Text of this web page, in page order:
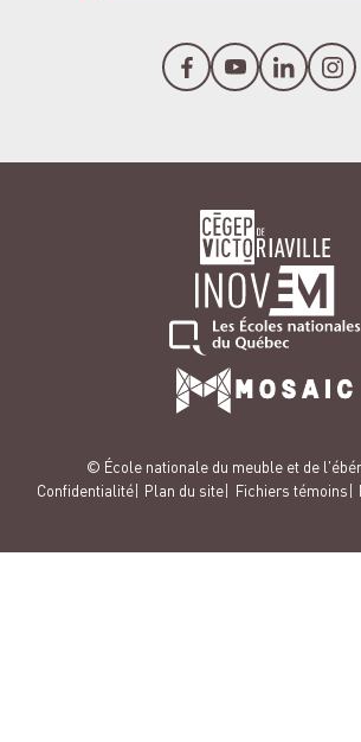
© École nationale du meuble et de
Confidentialité
Plan du site Fichiers témoins